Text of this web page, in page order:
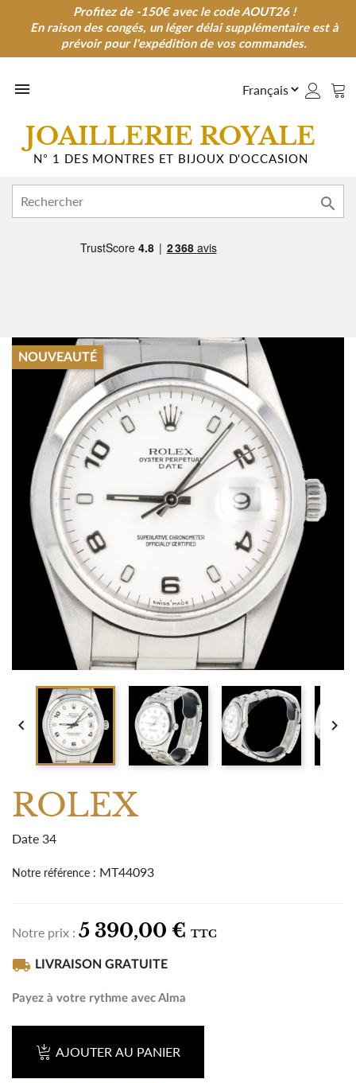
Profitez de -150€ avec le code AOUT26 !
En raison des congés, un léger délai supplémentaire est à
prévoir pour l'expédition de vos commandes.
Profitez de -150€ avec le code AOUT26 !
En raison des congés, un léger délai supplémentaire est à
prévoir pour l'expédition de vos commandes.

JOAILLERIE ROYALE
N° 1 DES MONTRES ET BIJOUX D'OCCASION

NOUVEAUTÉ
 
ROLEX
Date 34
Notre référence : MT44093
Notre prix : 5 390,00 € TTC
local_shipping LIVRAISON GRATUITE
Payez à votre rythme avec Alma
AJOUTER AU PANIER